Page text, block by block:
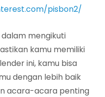
pisbon2/
mengikuti
kamu memiliki
ini, kamu bisa
dengan lebih baik
acara-acara penting